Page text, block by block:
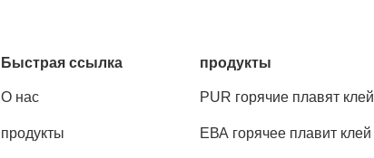
Быстрая ссылка
О нас
продукты
продукты
PUR горячие плавят клей
ЕВА горячее плавит клей